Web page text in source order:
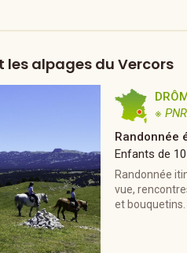
les alpages du Vercors
※
Randonnée
Enfants de
Randonnée
vue,
et bouquetins.